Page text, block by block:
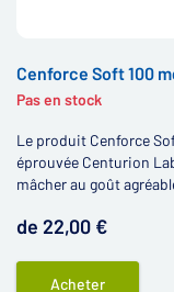
Cenforce Soft 100
Pas en stock
Le produit Cenforce
éprouvée Centurion
mâcher au goût
de 22,00 €
Acheter